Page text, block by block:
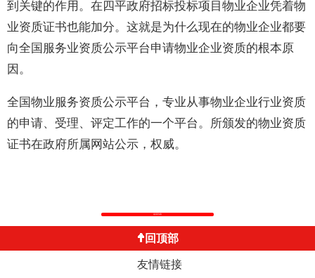
到关键的作用。在四平政府招标投标项目物业企业凭着物
业资质证书也能加分。这就是为什么现在的物业企业都要
向全国服务业资质公示平台申请物业企业资质的根本原
因。
全国物业服务资质公示平台，专业从事物业企业行业资质
的申请、受理、评定工作的一个平台。所颁发的物业资质
证书在政府所属网站公示，权威。
返回列表
回顶部
友情链接